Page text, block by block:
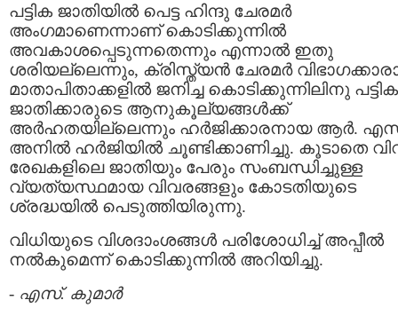
പട്ടിക ജാതിയില്‍ പെട്ട ഹിന്ദു ചേരമര്‍
അംഗമാണെന്നാണ് കൊടിക്കുന്നില്‍
അവകാശപ്പെടുന്നതെന്നും എന്നാല്‍ ഇതു
ശരിയല്ലെന്നും, ക്രിസ്ത്യന്‍ ചേരമര്‍
മാതാപിതാക്കളില്‍ ജനിച്ച കൊടിക്കുന്നിലിനു പട്ടിക
ജാതിക്കാരുടെ ആനുകൂല്യങ്ങള്‍ക്ക്
അര്‍ഹതയില്ലെന്നും ഹര്‍ജിക്കാരനായ ആര്‍.
അനില്‍ ഹര്‍ജിയില്‍ ചൂണ്ടിക്കാണിച്ചു. കൂടാതെ
രേഖകളിലെ ജാതിയും പേരും സംബന്ധിച്ചുള്ള
വ്യത്യസ്ഥമായ വിവരങ്ങളും കോടതിയുടെ
ശ്രദ്ധയില്‍ പെടുത്തിയിരുന്നു.
വിധിയുടെ വിശദാംശങ്ങള്‍ പരിശോധിച്ച് അപ്പീല്‍
നല്‍കുമെന്ന് കൊടിക്കുന്നില്‍ അറിയിച്ചു.
- എസ്. കുമാര്‍